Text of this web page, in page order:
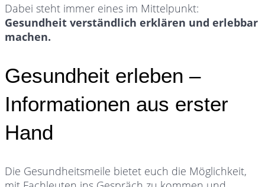
Dabei steht immer eines im Mittelpunkt:
Gesundheit verständlich erklären und erlebbar
machen.
Gesundheit erleben –
Informationen aus erster
Hand
Die Gesundheitsmeile bietet euch die Möglichkeit,